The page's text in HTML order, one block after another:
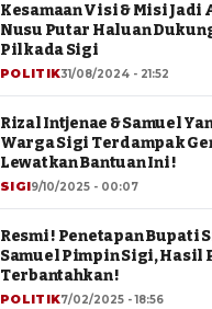
Kesamaan Visi & Misi Jadi
Nusu Putar Haluan
Pilkada Sigi
POLITIK31/08/2024 - 21:52
Rizal Intjenae & Samuel
Warga Sigi Terdampak
Lewatkan Bantuan Ini !
SIGI9/10/2025 - 00:07
Resmi ! Penetapan Bupati
Samuel Pimpin Sigi, Hasil
Terbantahkan !
POLITIK7/02/2025 - 18:56